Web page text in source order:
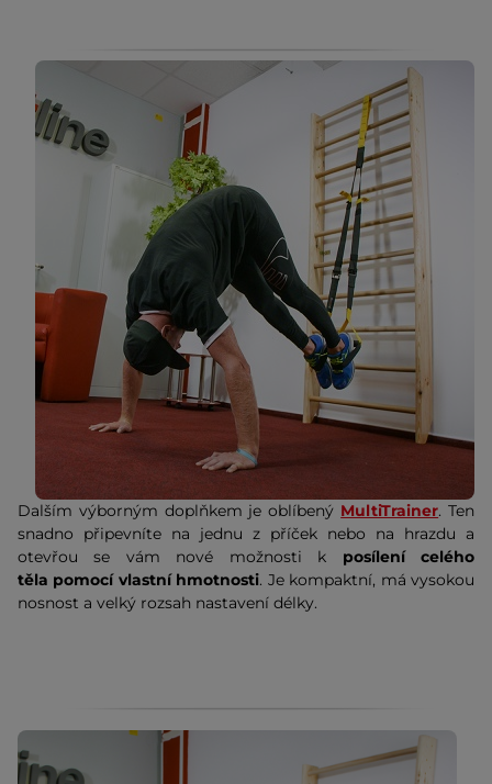
Dalším výborným doplňkem je oblíbený MultiTrainer. Ten
snadno připevníte na jednu z příček nebo na hrazdu a
otevřou se vám nové možnosti k posílení celého
těla pomocí vlastní hmotnosti. Je kompaktní, má vysokou
nosnost a velký rozsah nastavení délky.